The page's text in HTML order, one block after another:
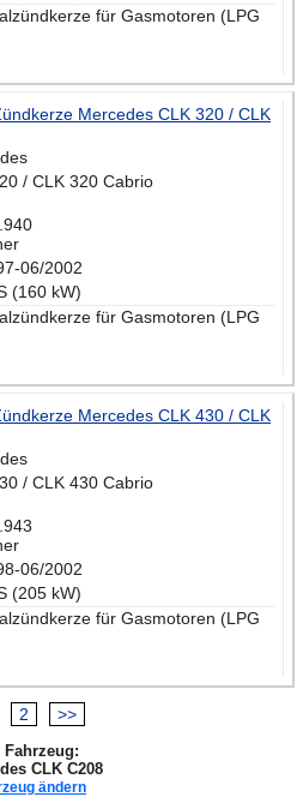
für Gasmotoren (LPG
Mercedes CLK 320 / CLK
/ CLK 320 Cabrio
06/2002
(160 kW)
für Gasmotoren (LPG
Mercedes CLK 430 / CLK
/ CLK 430 Cabrio
06/2002
(205 kW)
für Gasmotoren (LPG
2 >>
Fahrzeug:
CLK C208
ändern